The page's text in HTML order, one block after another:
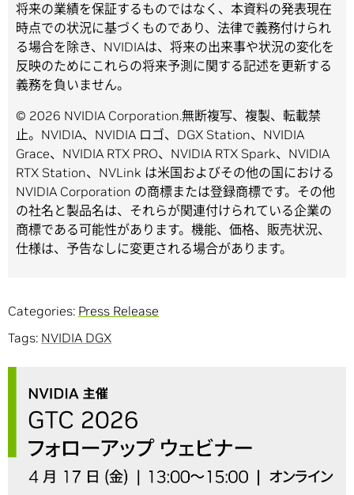
将来の業績を保証するものではなく、本資料の発表現在
時点での状況に基づくものであり、法律で義務付けられ
る場合を除き、NVIDIAは、将来の出来事や状況の変化を
反映のためにこれらの将来予測に関する記述を更新する
義務を負いません。
© 2026 NVIDIA Corporation.無断複写、複製、転載禁
止。NVIDIA、NVIDIA ロゴ、DGX Station、NVIDIA
Grace、NVIDIA RTX PRO、NVIDIA RTX Spark、NVIDIA
RTX Station、NVLink は米国およびその他の国における
NVIDIA Corporation の商標または登録商標です。その他
の社名と製品名は、それらが関連付けられている企業の
商標である可能性があります。機能、価格、販売状況、
仕様は、予告なしに変更される場合があります。
Categories: Press Release
Tags: NVIDIA DGX